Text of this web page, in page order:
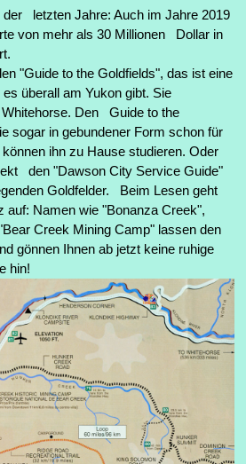
der letzten Jahre: Auch im Jahre 2019
von mehr als 30 Millionen Dollar in
"Guide to the Goldfields", das ist eine
überall am Yukon gibt. Sie
Den Guide to the
sogar in gebundener Form schon für
ihn zu Hause studieren. Oder
den "Dawson City Service Guide"
Goldfelder. Beim Lesen geht
auf: Namen wie "Bonanza Creek",
Creek Mining Camp" lassen den
gönnen Ihnen ab jetzt keine ruhige
hin!